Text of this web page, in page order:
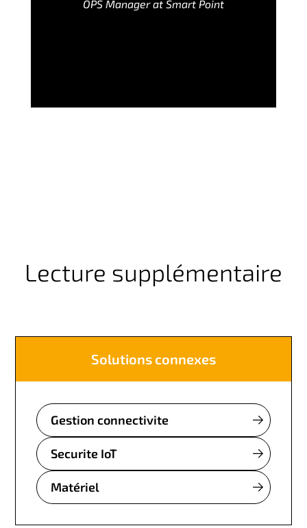
OPS Manager at Smart Point
Lecture supplémentaire
Solutions connexes
Gestion connectivite
Securite IoT
Matériel